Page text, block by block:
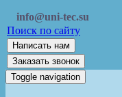
info@uni-tec.su
Поиск по сайту
Написать нам
Заказать звонок
Toggle navigation